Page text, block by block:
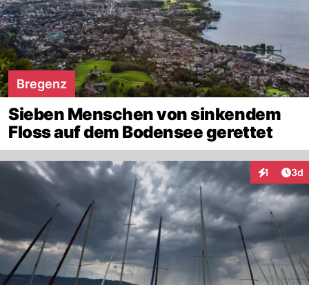
Bregenz
Sieben Menschen von sinkendem
Floss auf dem Bodensee gerettet
1 3d